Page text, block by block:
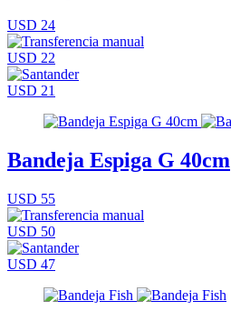
USD 24
USD 22
USD 21
Bandeja Espiga G 40cm
USD 55
USD 50
USD 47